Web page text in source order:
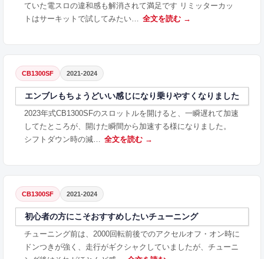
ていた電スロの違和感も解消されて満足です リミッターカッ
トはサーキットで試してみたい…
全文を読む →
CB1300SF 2021-2024
エンブレもちょうどいい感じになり乗りやすくなりました
2023年式CB1300SFのスロットルを開けると、一瞬遅れて加速
してたところが、開けた瞬間から加速する様になりました。
シフトダウン時の減…
全文を読む →
CB1300SF 2021-2024
初心者の方にこそおすすめしたいチューニング
チューニング前は、2000回転前後でのアクセルオフ・オン時に
ドンつきが強く、走行がギクシャクしていましたが、チューニ